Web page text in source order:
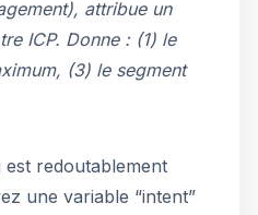
attribue un
ICP. Donne : (1) le
(3) le segment
redoutablement
une variable “intent”